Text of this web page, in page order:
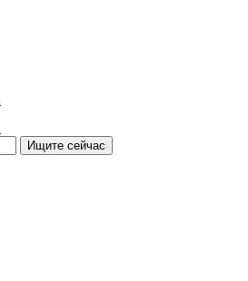
Ищите сейчас